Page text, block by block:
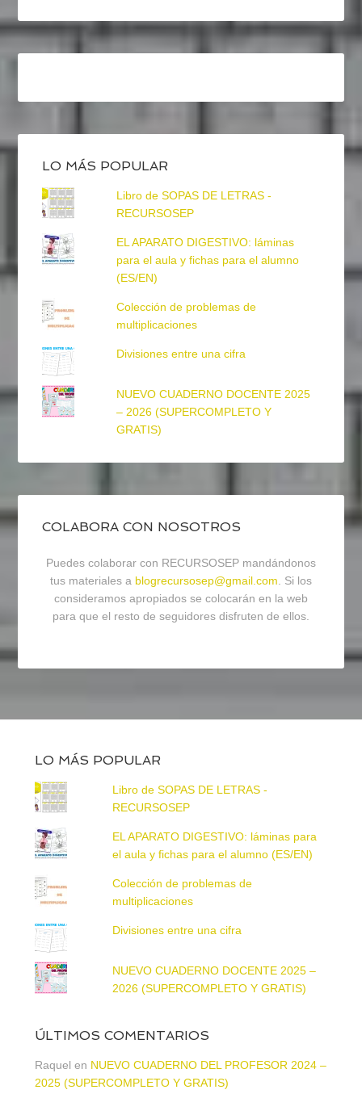
LO MÁS POPULAR
Libro de SOPAS DE LETRAS -
RECURSOSEP
EL APARATO DIGESTIVO: láminas
para el aula y fichas para el alumno
(ES/EN)
Colección de problemas de
multiplicaciones
Divisiones entre una cifra
NUEVO CUADERNO DOCENTE 2025
– 2026 (SUPERCOMPLETO Y
GRATIS)
COLABORA CON NOSOTROS
Puedes colaborar con RECURSOSEP mandándonos
tus materiales a blogrecursosep@gmail.com. Si los
consideramos apropiados se colocarán en la web
para que el resto de seguidores disfruten de ellos.
LO MÁS POPULAR
Libro de SOPAS DE LETRAS -
RECURSOSEP
EL APARATO DIGESTIVO: láminas para
el aula y fichas para el alumno (ES/EN)
Colección de problemas de
multiplicaciones
Divisiones entre una cifra
NUEVO CUADERNO DOCENTE 2025 –
2026 (SUPERCOMPLETO Y GRATIS)
ÚLTIMOS COMENTARIOS
Raquel en NUEVO CUADERNO DEL PROFESOR 2024 –
2025 (SUPERCOMPLETO Y GRATIS)